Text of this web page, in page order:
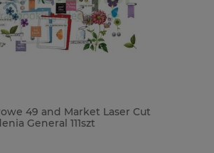
49 and Market Laser Cut
General 111szt